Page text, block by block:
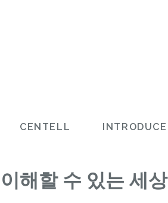
CENTELL INTRODUCE
이해할 수 있는 세상